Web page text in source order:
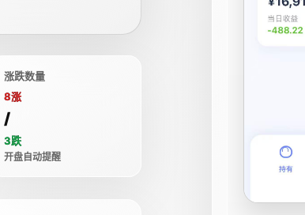
涨跌数量
8涨
/
3跌
开盘自动提醒